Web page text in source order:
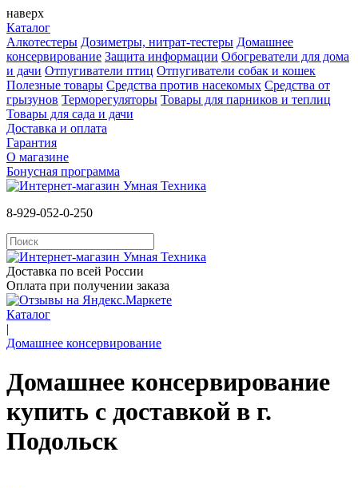
наверх
Каталог
Алкотестеры Дозиметры, нитрат-тестеры Домашнее
консервирование Защита информации Обогреватели для дома
и дачи Отпугиватели птиц Отпугиватели собак и кошек
Полезные товары Средства против насекомых Cредства от
грызунов Терморегуляторы Товары для парников и теплиц
Товары для сада и дачи
Доставка и оплата
Гарантия
О магазине
Бонусная программа
8-929-052-0-250
Доставка по всей России
Оплата при получении заказа
Каталог
|
Домашнее консервирование
Домашнее консервирование
купить с доставкой в г.
Подольск